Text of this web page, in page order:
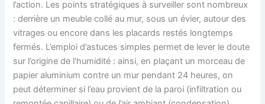
l’action. Les points stratégiques à surveiller sont nombreux
: derrière un meuble collé au mur, sous un évier, autour des
vitrages ou encore dans les placards restés longtemps
fermés. L’emploi d’astuces simples permet de lever le doute
sur l’origine de l’humidité : ainsi, en plaçant un morceau de
papier aluminium contre un mur pendant 24 heures, on
peut déterminer si l’eau provient de la paroi (infiltration ou